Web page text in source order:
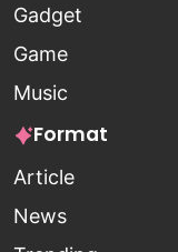
Gadget
Game
Music
Format
Article
News